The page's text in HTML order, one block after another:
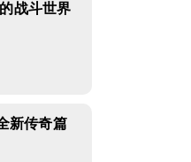
战斗世界
新传奇篇